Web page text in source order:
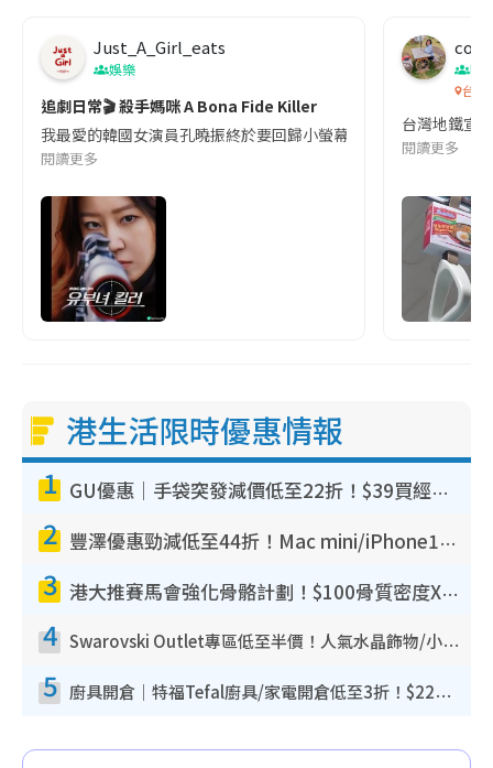
Just_A_Girl_eats
娛樂
追劇日常🎬 殺手媽咪 A Bona Fide Killer
我最愛的韓國女演員孔曉振終於要回歸小螢幕啦!這次的劇本改編
閱讀更多
co
吹
台灣
台灣地鐵宣
閱讀更多
港生活限時優惠情報
1 GU優惠｜手袋突發減價低至22折！$39買經典波士頓包/餃子袋！飾物同步減價$29起！
2 豐澤優惠勁減低至44折！Mac mini/iPhone17Pro大減價！廚房家電$220起
3 港大推賽馬會強化骨骼計劃！$100骨質密度X光檢查 完成免費運動訓練送超市禮券！附參加資格
4 Swarovski Outlet專區低至半價！人氣水晶飾物/小擺設$138起！迪士尼款/水晶高跟鞋都有平
5 廚具開倉｜特福Tefal廚具/家電開倉低至3折！$220起買平底鍋/炒鑊/湯煲！電飯煲/吸塵機/燙斗$418起